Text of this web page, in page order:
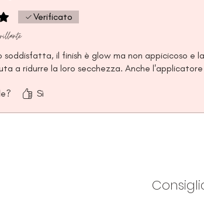
5 stelle su 5.
Verificato
soddisfatta, il finish è glow ma non appicicoso
a ridurre la loro secchezza. Anche
Sì